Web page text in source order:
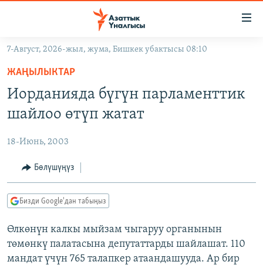
Навигацияга
өтүңүз
Издөөгө
салыңызКЫРГЫЗСТАН
ЭКОНОМИКА
МАДАНИЯТ
ДҮЙНӨ
БОРБОР АЗИЯ
АТАЙЫН ИЛИКТӨӨ
ТВ ПРОГРАММАЛАР
ЭКСПЕРТТЕР ТАЛДАЙТ
БИЗ ЖАНА ДҮЙНӨ
ДАНИСТЕ
ӨЗГӨЧӨ ПИКИР
Русский
7-Август, 2026-жыл, жума, Бишкек убактысы 08:10
ЖАҢЫЛЫКТАР
Иорданияда бүгүн парламенттик
шайлоо өтүп жатат
18-Июнь, 2003
Бөлүшүңүз
Бизди Google'дан табыңыз
Өлкөнүн калкы мыйзам чыгаруу органынын
төмөнкү палатасына депутаттарды шайлашат. 110
мандат үчүн 765 талапкер атаандашууда. Ар бир